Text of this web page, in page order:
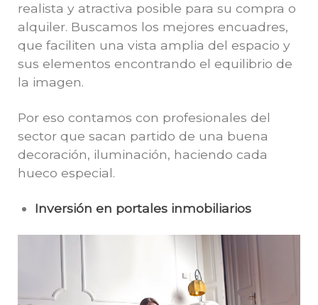
realista y atractiva posible para su compra o
alquiler. Buscamos los mejores encuadres,
que faciliten una vista amplia del espacio y
sus elementos encontrando el equilibrio de
la imagen.
Por eso contamos con profesionales del
sector que sacan partido de una buena
decoración, iluminación, haciendo cada
hueco especial.
Inversión en portales inmobiliarios